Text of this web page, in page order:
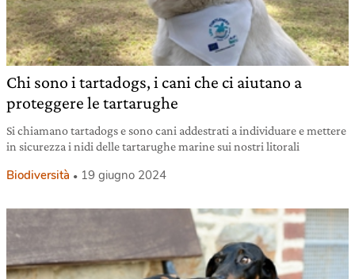
Chi sono i tartadogs, i cani che ci aiutano a
proteggere le tartarughe
Si chiamano tartadogs e sono cani addestrati a individuare e mettere
in sicurezza i nidi delle tartarughe marine sui nostri litorali
Biodiversità 19 giugno 2024